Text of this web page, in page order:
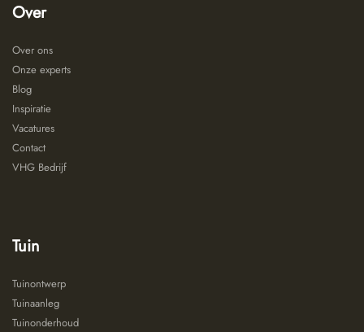
Over
Over ons
Onze experts
Blog
Inspiratie
Vacatures
Contact
VHG Bedrijf
Tuin
Tuinontwerp
Tuinaanleg
Tuinonderhoud